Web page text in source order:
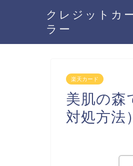
クレジットカ
ラー
楽天カード
美肌の森
対処方法）